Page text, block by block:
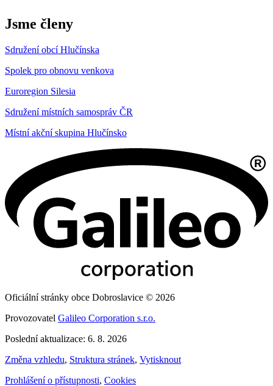
Jsme členy
Sdružení obcí Hlučínska
Spolek pro obnovu venkova
Euroregion Silesia
Sdružení místních samospráv ČR
Místní akční skupina Hlučínsko
Oficiální stránky obce Dobroslavice © 2026
Provozovatel Galileo Corporation s.r.o.
Poslední aktualizace: 6. 8. 2026
Změna vzhledu, Struktura stránek, Vytisknout
Prohlášení o přístupnosti, Cookies